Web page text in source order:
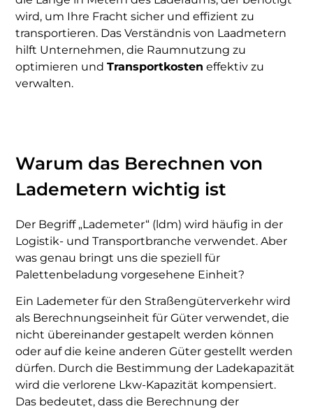
Deutsch
Registrieren
wird, um Ihre Fracht sicher und effizient zu
transportieren. Das Verständnis von Laadmetern
hilft Unternehmen, die Raumnutzung zu
optimieren undTransportkosten effektiv zu
verwalten.
Warum das Berechnen von
Lademetern wichtig ist
Der Begriff „Lademeter“ (ldm) wird häufig in der
Logistik- und Transportbranche verwendet. Aber
was genau bringt uns die speziell für
Palettenbeladung vorgesehene Einheit?
Ein Lademeter für den Straßengüterverkehr wird
als Berechnungseinheit für Güter verwendet, die
nicht übereinander gestapelt werden können
oder auf die keine anderen Güter gestellt werden
dürfen. Durch die Bestimmung der Ladekapazität
wird die verlorene Lkw-Kapazität kompensiert.
Das bedeutet, dass die Berechnung der